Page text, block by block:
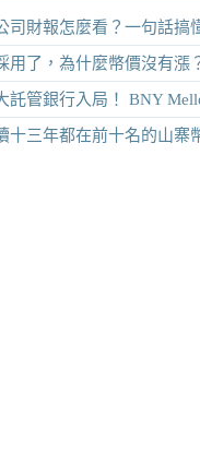
司財報怎麼看？一句話搞懂
，為什麼幣價沒有漲？｜採用、收入
銀行入局！ BNY Mellon 要讓美債交
年都在前十名的山寨幣：XRP ｜